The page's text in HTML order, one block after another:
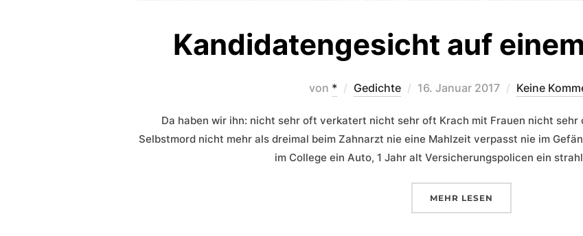
Kandidatengesicht auf
von * Gedichte
Veröffentlicht
16. Januar 2017 Keine
Da haben wir ihn: nicht sehr oft verkatert nicht sehr oft Krach mit Frauen nicht sehr
Selbstmord nicht mehr als dreimal beim Zahnarzt nie eine Mahlzeit verpasst nie im
im College ein Auto, 1 Jahr alt Versicherungspolicen ein
MEHR ÜBER
LESEN